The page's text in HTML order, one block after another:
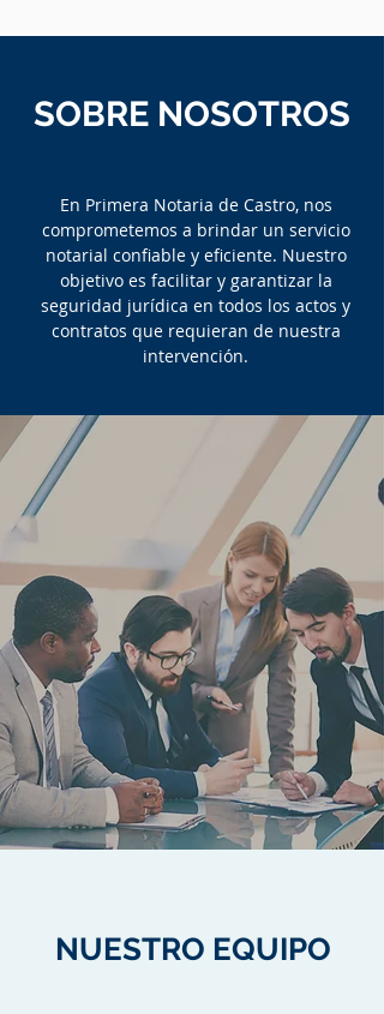
SOBRE NOSOTROS
En Primera Notaria de Castro, nos
comprometemos a brindar un servicio
notarial confiable y eficiente. Nuestro
objetivo es facilitar y garantizar la
seguridad jurídica en todos los actos y
contratos que requieran de nuestra
intervención.
NUESTRO EQUIPO